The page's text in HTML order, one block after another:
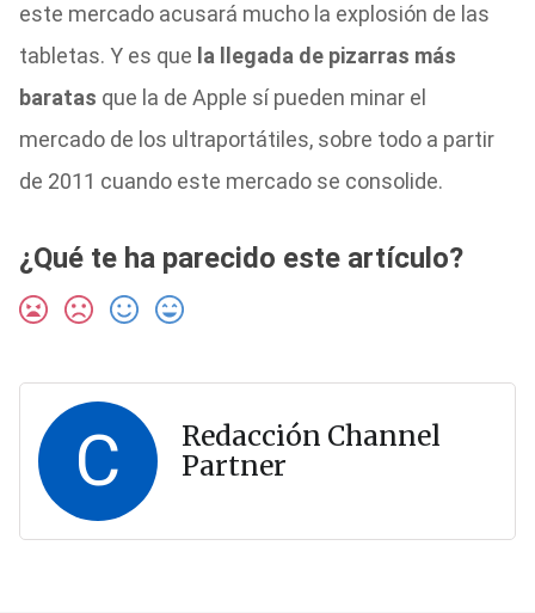
este mercado acusará mucho la explosión de las
tabletas. Y es que la llegada de pizarras más
baratas que la de Apple sí pueden minar el
mercado de los ultraportátiles, sobre todo a partir
de 2011 cuando este mercado se consolide.
¿Qué te ha parecido este artículo?
C
Redacción Channel
Partner